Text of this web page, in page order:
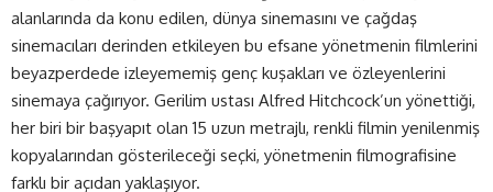
alanlarında da konu edilen, dünya sinemasını ve çağdaş
sinemacıları derinden etkileyen bu efsane yönetmenin filmlerini
beyazperdede izleyememiş genç kuşakları ve özleyenlerini
sinemaya çağırıyor. Gerilim ustası Alfred Hitchcock’un yönettiği,
her biri bir başyapıt olan 15 uzun metrajlı, renkli filmin yenilenmiş
kopyalarından gösterileceği seçki, yönetmenin filmografisine
farklı bir açıdan yaklaşıyor.